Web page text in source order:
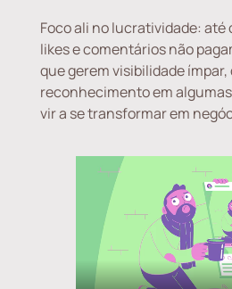
Foco ali no lucratividade: até
likes e comentários não
que gerem visibilidade
reconhecimento em
vir a se transformar em